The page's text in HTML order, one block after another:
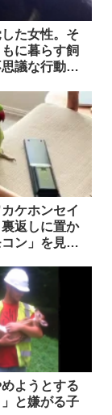
た女性。そ
に暮らす飼
議な行動」
ケホンセイ
返しに置か
ン」を見る
ようとする
と嫌がる子